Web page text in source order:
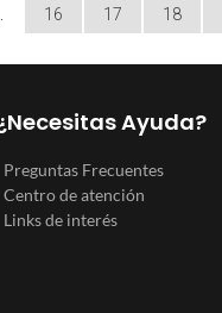
16 17 18
Ayuda?
Preguntas Frecuentes
Centro de atención
Links de interés